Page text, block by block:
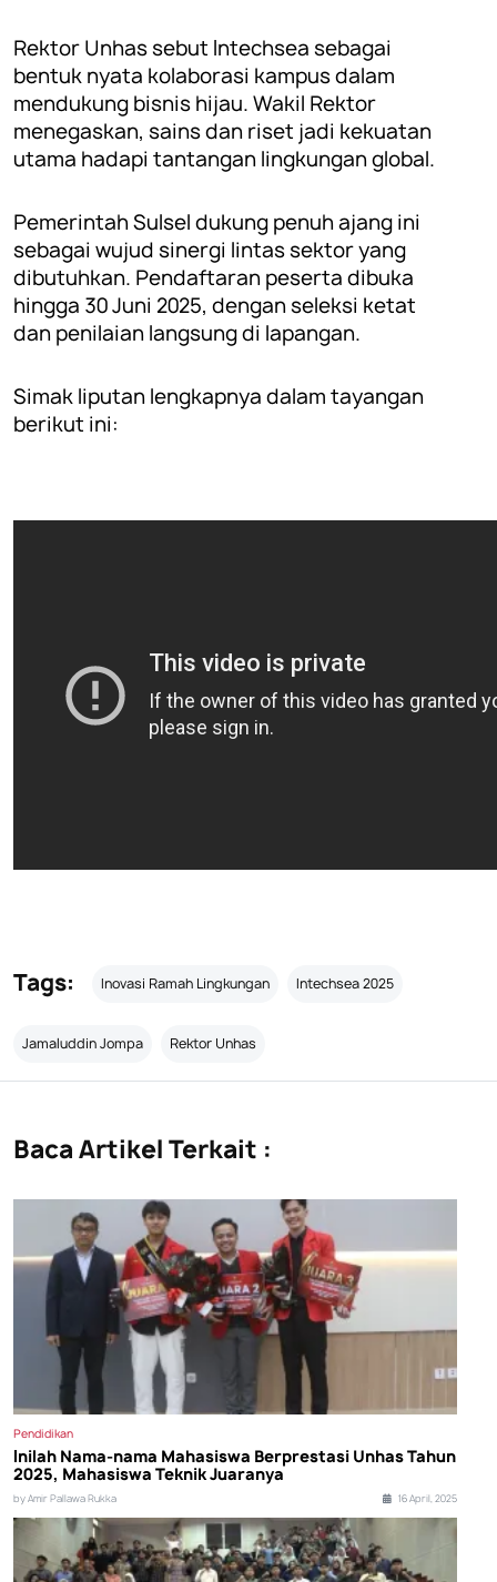
Rektor Unhas sebut Intechsea sebagai
bentuk nyata kolaborasi kampus dalam
mendukung bisnis hijau. Wakil Rektor
menegaskan, sains dan riset jadi kekuatan
utama hadapi tantangan lingkungan global.
Pemerintah Sulsel dukung penuh ajang ini
sebagai wujud sinergi lintas sektor yang
dibutuhkan. Pendaftaran peserta dibuka
hingga 30 Juni 2025, dengan seleksi ketat
dan penilaian langsung di lapangan.
Simak liputan lengkapnya dalam tayangan
berikut ini:
Tags: Inovasi Ramah Lingkungan Intechsea 2025
Jamaluddin Jompa Rektor Unhas
Baca Artikel Terkait :
Pendidikan
Inilah Nama-nama Mahasiswa Berprestasi Unhas Tahun
2025, Mahasiswa Teknik Juaranya
by Amir Pallawa Rukka 16 April, 2025